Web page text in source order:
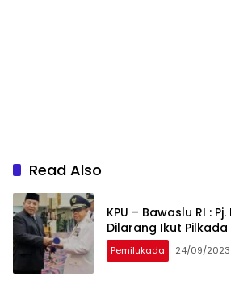
Read Also
KPU – Bawaslu RI :
Dilarang Ikut
Pemilukada 24/09/2023